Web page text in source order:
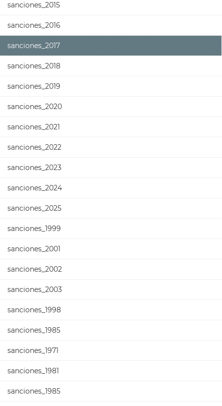
sanciones_2015
sanciones_2016
sanciones_2017
sanciones_2018
sanciones_2019
sanciones_2020
sanciones_2021
sanciones_2022
sanciones_2023
sanciones_2024
sanciones_2025
sanciones_1999
sanciones_2001
sanciones_2002
sanciones_2003
sanciones_1998
sanciones_1985
sanciones_1971
sanciones_1981
sanciones_1985